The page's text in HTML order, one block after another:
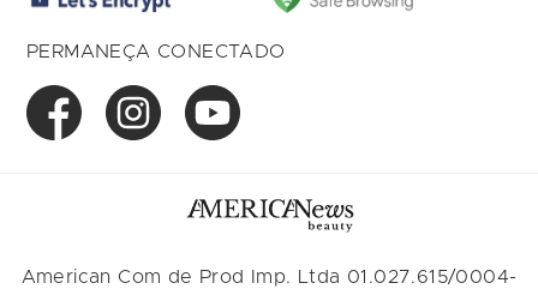
PERMANEÇA CONECTADO
American Com de Prod Imp. Ltda 01.027.615/0004-